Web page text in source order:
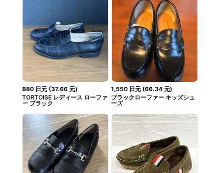
880 日元(37.66 元)
TORTOISE レディース ローファ
ー ブラック
1,550 日元 (66.34 元)
ブラックローファー キッズシュ
ーズ